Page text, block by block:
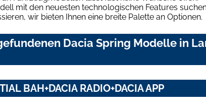
mit den neuesten technologischen Features
wir bieten Ihnen eine breite Palette an Optionen.
Dacia Spring Modelle in
BAH+DACIA RADIO+DACIA APP